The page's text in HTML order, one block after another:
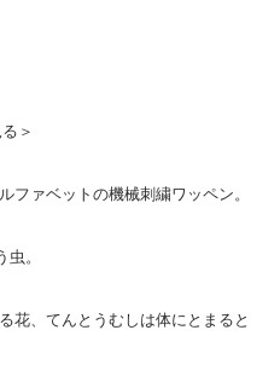
＞
ファベットの機械刺繍ワッペン。
。
花、てんとうむしは体にとまると